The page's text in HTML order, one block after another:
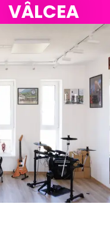
VÂLCEA